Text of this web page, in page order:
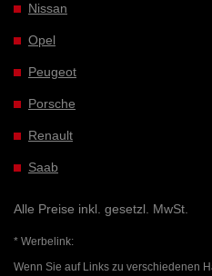
Nissan
Opel
Peugeot
Porsche
Renault
Saab
Alle Preise inkl. gesetzl. MwSt.
* Werbelink:
Wenn Sie auf Links zu verschiedenen